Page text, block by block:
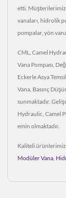
etti.
vanaları, hidrolik
pompalar, yön
CML, Camel
Vana Pompası,
Eckerle Asya
Vana, Basınç
sunmaktadır.
Hydraulic, Camel
emin olmaktadır.
Kaliteli
Modüler Vana